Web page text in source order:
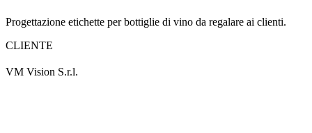
Progettazione etichette per bottiglie di vino da regalare ai clienti.
CLIENTE
VM Vision S.r.l.